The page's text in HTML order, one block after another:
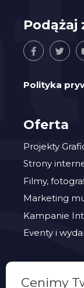
Podążaj
Polityka
Oferta
Projekty
Strony
Filmy,
Marketing
Kampanie
Eventy i
Cenimy